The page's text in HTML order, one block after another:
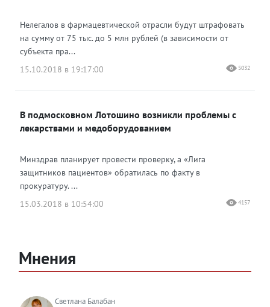
Нелегалов в фармацевтической отрасли будут штрафовать
на сумму от 75 тыс. до 5 млн рублей (в зависимости от
субъекта пра...
15.10.2018 в 19:17:00
5032
В подмосковном Лотошино возникли проблемы с
лекарствами и медоборудованием
Минздрав планирует провести проверку, а «Лига
защитников пациентов» обратилась по факту в
прокуратуру. ...
15.03.2018 в 10:54:00
4157
Мнения
Светлана Балабан